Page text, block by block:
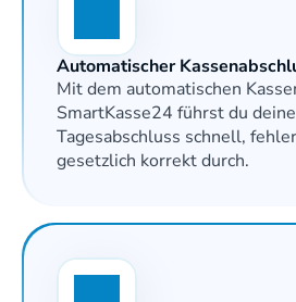
Automatischer
Mit dem automatischen
SmartKasse24 führst du
Tagesabschluss schnell,
gesetzlich korrekt durch.